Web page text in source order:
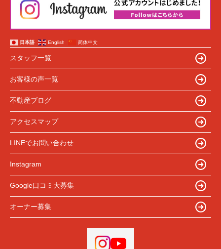
日本語 English 简体中文
スタッフ一覧
お客様の声一覧
不動産ブログ
アクセスマップ
LINEでお問い合わせ
Instagram
Google口コミ大募集
オーナー募集